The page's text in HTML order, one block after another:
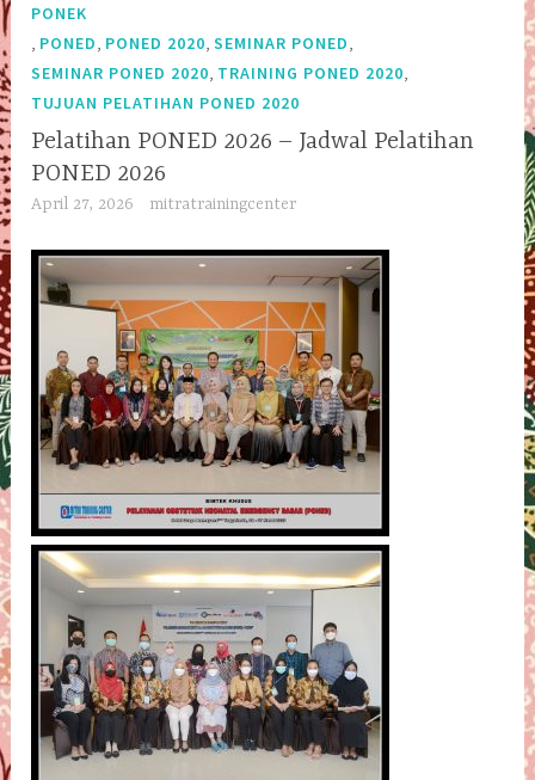
PONEK
, PONED, PONED 2020,SEMINAR PONED,
SEMINAR PONED 2020, TRAINING PONED 2020,
TUJUAN PELATIHAN PONED 2020
Pelatihan PONED 2026 – Jadwal Pelatihan
PONED 2026
April 27, 2026 mitratrainingcenter